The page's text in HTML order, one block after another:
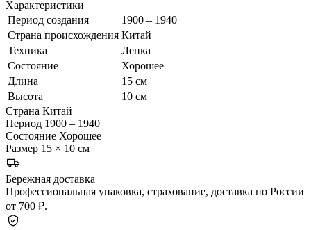
Характеристики
Период создания
1900 – 1940
Страна происхождения Китай
Техника
Лепка
Состояние
Хорошее
Длина
15 см
Высота
10 см
Страна Китай
Период 1900 – 1940
Состояние Хорошее
Размер 15 × 10 см
Бережная доставка
Профессиональная упаковка, страхование, доставка по России
от 700 ₽.